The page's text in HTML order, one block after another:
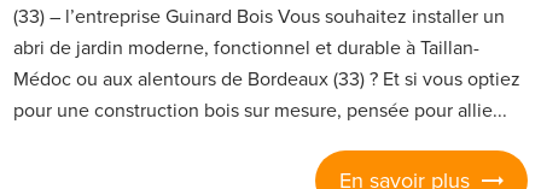
(33) – l’entreprise Guinard Bois Vous souhaitez installer un
abri de jardin moderne, fonctionnel et durable à Taillan-
Médoc ou aux alentours de Bordeaux (33) ? Et si vous optiez
pour une construction bois sur mesure, pensée pour allie...
En savoir plus